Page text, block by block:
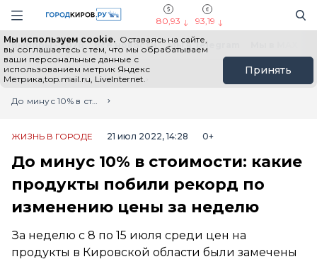
Навигация сайта
80,93 93,19
Мы используем cookie. Оставаясь на сайте,
вы соглашаетесь с тем, что мы обрабатываем
ваши персональные данные с
использованием метрик Яндекс
Метрика,top.mail.ru, LiveInternet.
Принять
Выборы - 2026 Все новости Мы в Telegram
Главная
Лента новостей
До минус 10% в стоимости: какие продукты побили рекорд по изменению цены за неделю
ЖИЗНЬ В ГОРОДЕ 21 июл 2022, 14:28 0+
До минус 10% в стоимости: какие
продукты побили рекорд по
изменению цены за неделю
За неделю с 8 по 15 июля среди цен на
продукты в Кировской области были замечены